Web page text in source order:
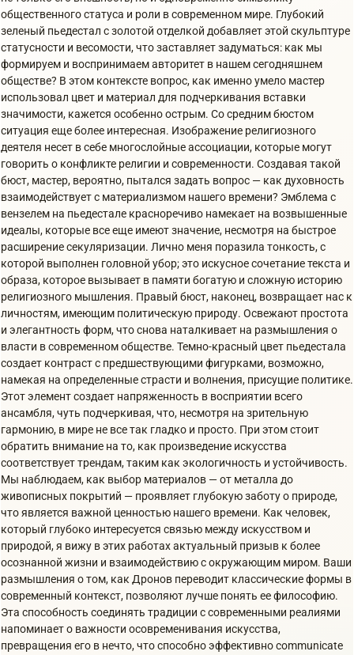
общественного статуса и роли в современном мире. Глубокий
зеленый пьедестал с золотой отделкой добавляет этой скульптуре
статусности и весомости, что заставляет задуматься: как мы
формируем и воспринимаем авторитет в нашем сегодняшнем
обществе? В этом контексте вопрос, как именно умело мастер
использовал цвет и материал для подчеркивания вставки
значимости, кажется особенно острым. Со средним бюстом
ситуация еще более интересная. Изображение религиозного
деятеля несет в себе многослойные ассоциации, которые могут
говорить о конфликте религии и современности. Создавая такой
бюст, мастер, вероятно, пытался задать вопрос — как духовность
взаимодействует с материализмом нашего времени? Эмблема с
вензелем на пьедестале красноречиво намекает на возвышенные
идеалы, которые все еще имеют значение, несмотря на быстрое
расширение секуляризации. Лично меня поразила тонкость, с
которой выполнен головной убор; это искусное сочетание текста и
образа, которое вызывает в памяти богатую и сложную историю
религиозного мышления. Правый бюст, наконец, возвращает нас к
личностям, имеющим политическую природу. Освежают простота
и элегантность форм, что снова наталкивает на размышления о
власти в современном обществе. Темно-красный цвет пьедестала
создает контраст с предшествующими фигурками, возможно,
намекая на определенные страсти и волнения, присущие политике.
Этот элемент создает напряженность в восприятии всего
ансамбля, чуть подчеркивая, что, несмотря на зрительную
гармонию, в мире не все так гладко и просто. При этом стоит
обратить внимание на то, как произведение искусства
соответствует трендам, таким как экологичность и устойчивость.
Мы наблюдаем, как выбор материалов — от металла до
живописных покрытий — проявляет глубокую заботу о природе,
что является важной ценностью нашего времени. Как человек,
который глубоко интересуется связью между искусством и
природой, я вижу в этих работах актуальный призыв к более
осознанной жизни и взаимодействию с окружающим миром. Ваши
размышления о том, как Дронов переводит классические формы в
современный контекст, позволяют лучше понять ее философию.
Эта способность соединять традиции с современными реалиями
напоминает о важности осовременивания искусства,
превращения его в нечто, что способно эффективно communicate